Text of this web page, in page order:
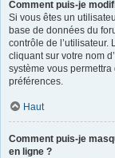
Comment puis-je
Si vous êtes un
base de données du
contrôle de l’utilisateur.
cliquant sur votre nom
système vous
préférences.
Haut
Comment puis-je
en ligne ?